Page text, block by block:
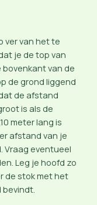
ver van het te
je de top van
van de
de grond liggend
de afstand
is als de
meter lang is
afstand van je
Vraag eventueel
Leg je hoofd zo
de stok met het
bevindt.